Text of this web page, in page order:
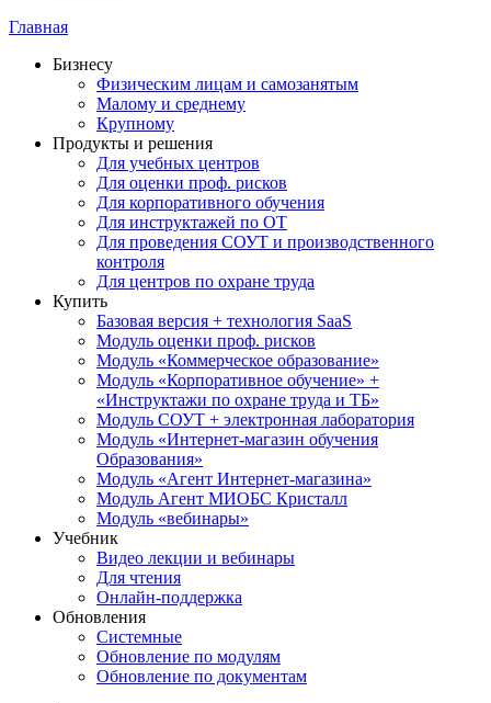
Главная
Бизнесу
Физическим лицам и самозанятым
Малому и среднему
Крупному
Продукты и решения
Для учебных центров
Для оценки проф. рисков
Для корпоративного обучения
Для инструктажей по ОТ
Для проведения СОУТ и производственного
контроля
Для центров по охране труда
Купить
Базовая версия + технология SaaS
Модуль оценки проф. рисков
Модуль «Коммерческое образование»
Модуль «Корпоративное обучение» +
«Инструктажи по охране труда и ТБ»
Модуль СОУТ + электронная лаборатория
Модуль «Интернет-магазин обучения
Образования»
Модуль «Агент Интернет-магазина»
Модуль Агент МИОБС Кристалл
Модуль «вебинары»
Учебник
Видео лекции и вебинары
Для чтения
Онлайн-поддержка
Обновления
Системные
Обновление по модулям
Обновление по документам